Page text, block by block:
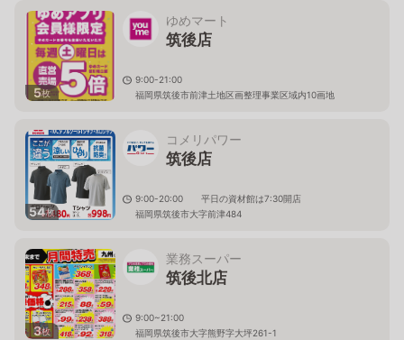
5枚
ゆめマート
筑後店
9:00-21:00
福岡県筑後市前津土地区画整理事業区域内10画地
54枚
コメリパワー
筑後店
9:00-20:00 平日の資材館は7:30開店
福岡県筑後市大字前津484
3枚
業務スーパー
筑後北店
9:00~21:00
福岡県筑後市大字熊野字大坪261-1